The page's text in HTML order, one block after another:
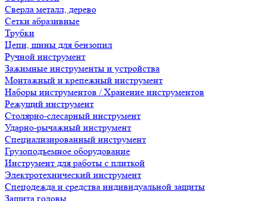
Сверла металл, дерево
Сетки абразивные
Трубки
Цепи, шины для бензопил
Ручной инструмент
Зажимные инструменты и устройства
Монтажный и крепежный инструмент
Наборы инструментов / Хранение инструментов
Режущий инструмент
Столярно-слесарный инструмент
Ударно-рычажный инструмент
Специализированный инструмент
Грузоподъемное оборудование
Инструмент для работы с плиткой
Электротехнический инструмент
Спецодежда и средства индивидуальной защиты
Защита головы